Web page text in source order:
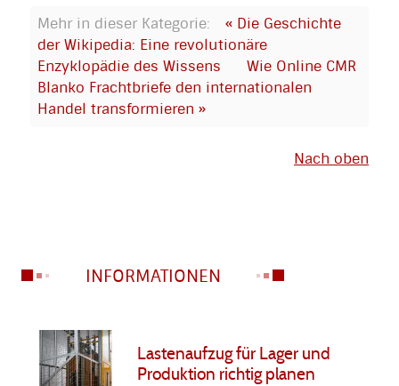
Mehr in dieser Kategorie:
« Die Geschichte
der Wikipedia: Eine revolutionäre
Enzyklopädie des Wissens
Wie Online CMR
Blanko Frachtbriefe den internationalen
Handel transformieren »
Nach oben
INFORMATIONEN
Lastenaufzug für Lager und
Produktion richtig planen